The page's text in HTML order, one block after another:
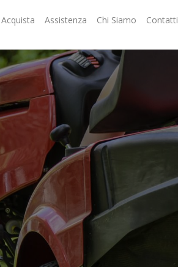
Acquista Assistenza Chi Siamo Contatti